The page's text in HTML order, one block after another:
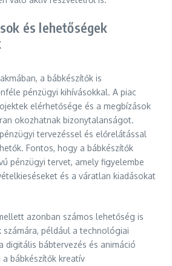
és lehetőségek
a bábkészítők is
pénzügyi kihívásokkal. A piac
elérhetősége és a megbízások
okozhatnak bizonytalanságot.
tervezéssel és előrelátással
Fontos, hogy a bábkészítők
pénzügyi tervet, amely figyelembe
és a váratlan kiadásokat
azonban számos lehetőség is
számára, például a technológiai
digitális bábtervezés és animáció
bábkészítők kreatív